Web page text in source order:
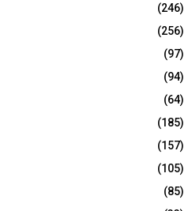
(246)
(256)
(97)
(94)
(64)
(185)
(157)
(105)
(85)